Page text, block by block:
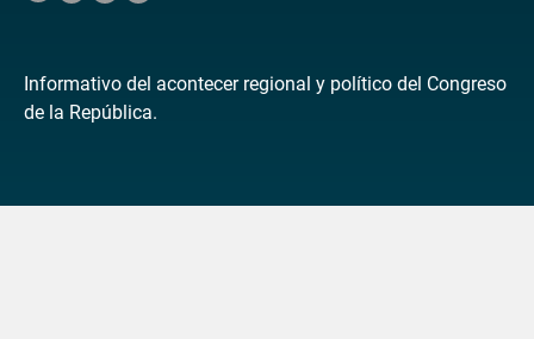
Informativo del acontecer regional y político del Congreso
de la República.